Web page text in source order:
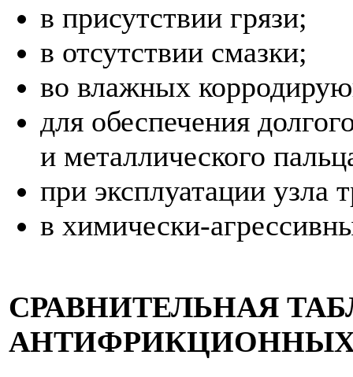
в присутствии грязи;
в отсутствии смазки;
во влажных
для обеспечения
и металлического
при эксплуатации узла
в химически-
СРАВНИТЕЛЬНАЯ